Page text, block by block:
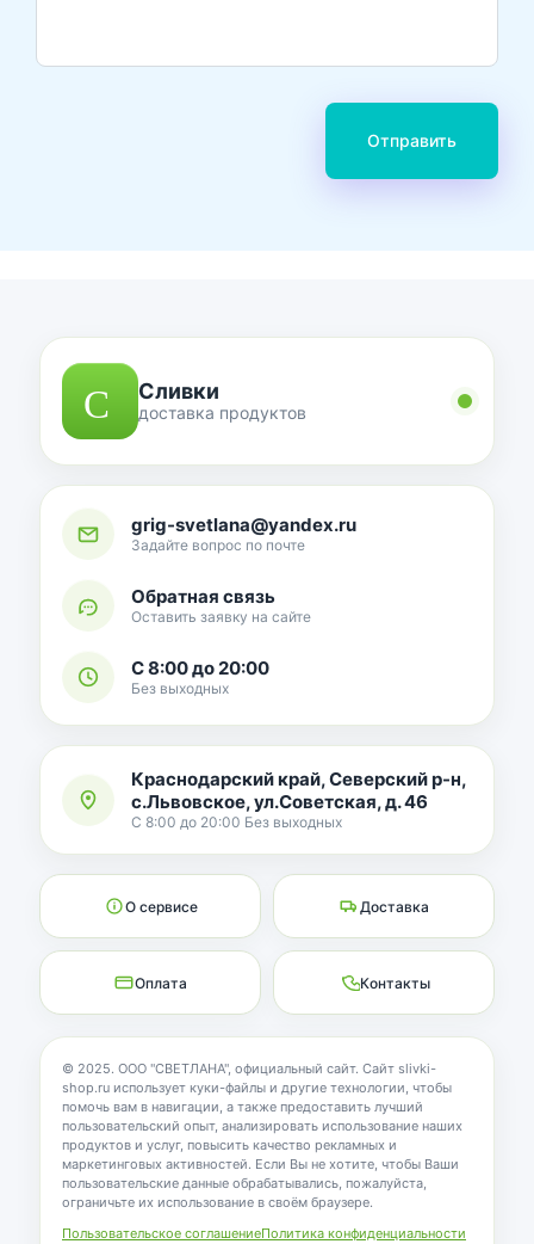
Отправить
Сливки
доставка продуктов
grig-svetlana@yandex.ru
Задайте вопрос по почте
Обратная связь
Оставить заявку на сайте
С 8:00 до 20:00
Без выходных
Краснодарский край, Северский р-н,
с.Львовское, ул.Советская, д. 46
С 8:00 до 20:00 Без выходных
О сервисе Доставка
Оплата Контакты
© 2025. ООО "СВЕТЛАНА", официальный сайт. Сайт slivki-
shop.ru использует куки-файлы и другие технологии, чтобы
помочь вам в навигации, а также предоставить лучший
пользовательский опыт, анализировать использование наших
продуктов и услуг, повысить качество рекламных и
маркетинговых активностей. Если Вы не хотите, чтобы Ваши
пользовательские данные обрабатывались, пожалуйста,
ограничьте их использование в своём браузере.
Пользовательское соглашениеПолитика конфиденциальности